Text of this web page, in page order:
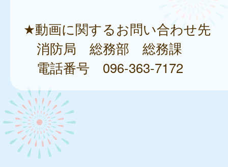
★動画に関するお問い合わせ先
消防局 総務部 総務課
電話番号 096-363-7172